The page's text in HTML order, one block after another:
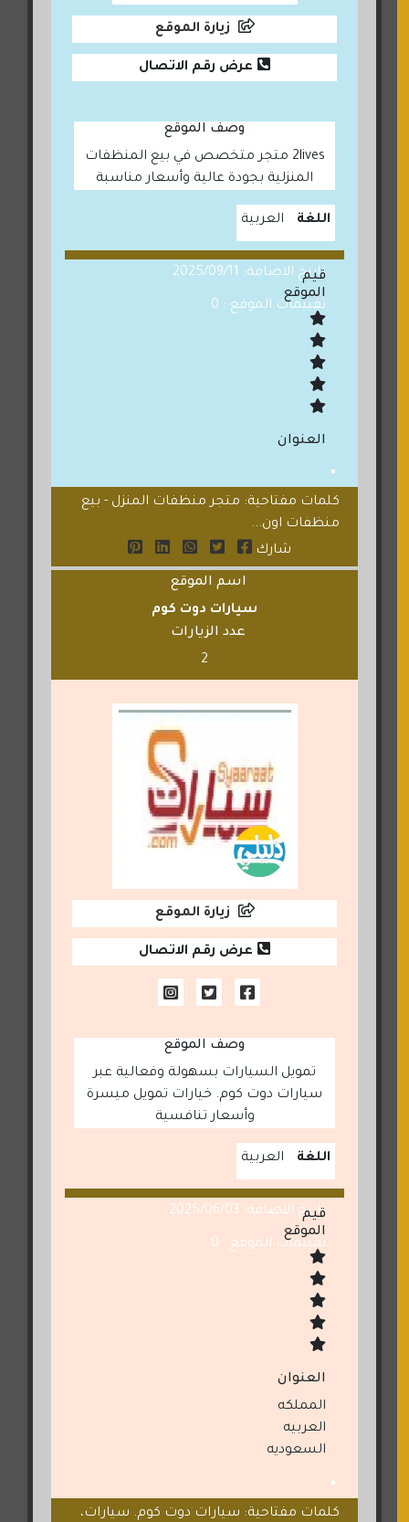
زيارة الموقع
عرض رقم الاتصال
وصف الموقع
2lives متجر متخصص في بيع المنظفات
المنزلية بجودة عالية وأسعار مناسبة
اللغة العربية
تاريخ الاضافة: 2025/09/11
تقييمات الموقع : 0
قيم
الموقع
العنوان
كلمات مفتاحية: متجر منظفات المنزل - بيع
منظفات اون...
شارك
اسم الموقع
سيارات دوت كوم
عدد الزيارات
2
زيارة الموقع
عرض رقم الاتصال
وصف الموقع
تمويل السيارات بسهولة وفعالية عبر
سيارات دوت كوم. خيارات تمويل ميسرة
وأسعار تنافسية
اللغة العربية
تاريخ الاضافة: 2025/06/03
تقييمات الموقع : 0
قيم
الموقع
العنوان
المملكه
العربيه
السعوديه
كلمات مفتاحية: سيارات دوت كوم. سيارات،